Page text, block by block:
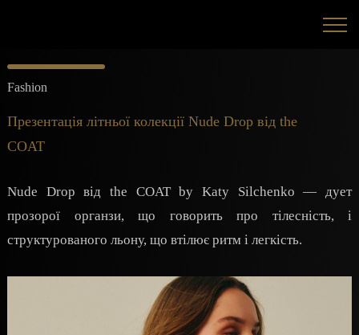
Fashion
Презентація літньої колекції Nude Drop від the
COAT
Nude Drop від the COAT by Katy Silchenko — дует
прозорої органзи, що говорить про тілесність, і
структурованого льону, що втілює ритм і легкість.